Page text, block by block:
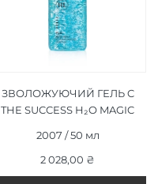
ЗВОЛОЖУЮЧИЙ ГЕЛЬ C
THE SUCCESS H₂O MAGIC
2007 / 50 мл
2 028,00 ₴